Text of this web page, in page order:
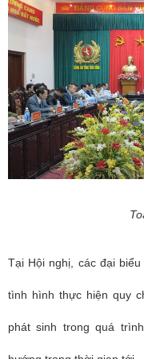
Tại Hội nghị, các đại
tình hình thực hiện quy
phát sinh trong quá